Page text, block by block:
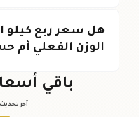
هل سعر ربع
الوزن الفعلي أم
باقي
آخر تحديث